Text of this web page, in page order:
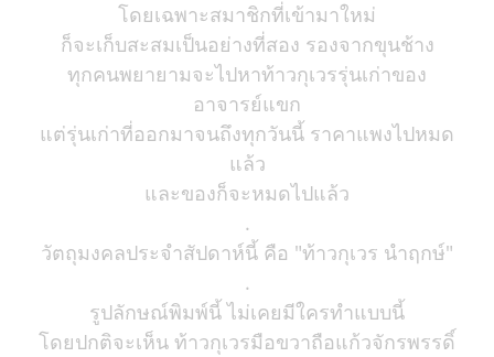
โดยเฉพาะสมาชิกที่เข้ามาใหม่
ก็จะเก็บสะสมเป็นอย่างที่สอง รองจากขุนช้าง
ทุกคนพยายามจะไปหาท้าวกุเวรรุ่นเก่าของ
อาจารย์แขก
แต่รุ่นเก่าที่ออกมาจนถึงทุกวันนี้ ราคาแพงไปหมด
แล้ว
และของก็จะหมดไปแล้ว
.
วัตถุมงคลประจำสัปดาห์นี้ คือ "ท้าวกุเวร นำฤกษ์"
.
รูปลักษณ์พิมพ์นี้ ไม่เคยมีใครทำแบบนี้
โดยปกติจะเห็น ท้าวกุเวรมือขวาถือแก้วจักรพรรดิ์